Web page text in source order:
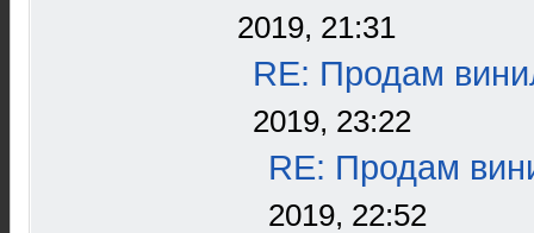
2019, 21:31
RE: Продам
2019, 23:22
RE: Продам
2019, 22:52